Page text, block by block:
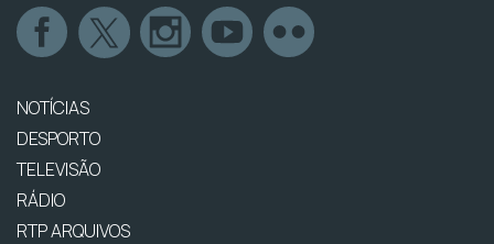
NOTÍCIAS
DESPORTO
TELEVISÃO
RÁDIO
RTP ARQUIVOS